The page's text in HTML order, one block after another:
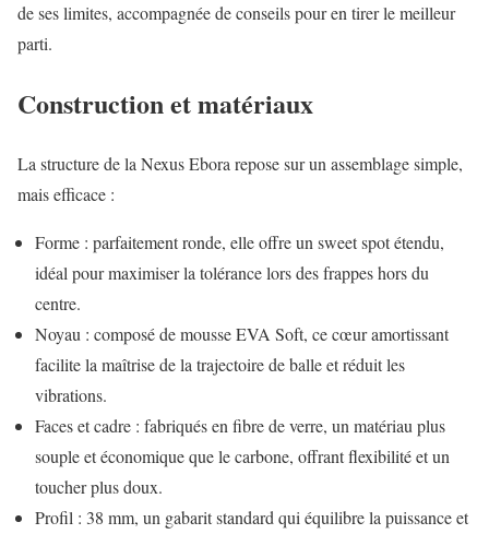
de ses limites, accompagnée de conseils pour en tirer le meilleur
parti.
Construction et matériaux
La structure de la Nexus Ebora repose sur un assemblage simple,
mais efficace :
Forme : parfaitement ronde, elle offre un sweet spot étendu,
idéal pour maximiser la tolérance lors des frappes hors du
centre.
Noyau : composé de mousse EVA Soft, ce cœur amortissant
facilite la maîtrise de la trajectoire de balle et réduit les
vibrations.
Faces et cadre : fabriqués en fibre de verre, un matériau plus
souple et économique que le carbone, offrant flexibilité et un
toucher plus doux.
Profil : 38 mm, un gabarit standard qui équilibre la puissance et